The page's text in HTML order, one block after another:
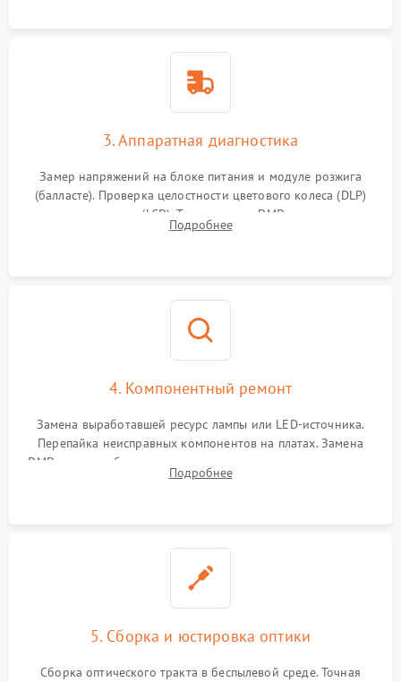
3. Аппаратная диагностика
Замер напряжений на блоке питания и модуле розжига
(балласте). Проверка целостности цветового колеса (DLP)
или поляризаторов (LCD). Тестирование DMD-чипа, датчиков
температуры и оптопар с помощью мультиметра и
Подробнее
4. Компонентный ремонт
Замена выработавшей ресурс лампы или LED-источника.
Перепайка неисправных компонентов на платах. Замена
DMD-чипа при битых пикселях, установка нового цветового
колеса или восстановление сгоревших поляризационных
Подробнее
5. Сборка и юстировка оптики
Сборка оптического тракта в беспылевой среде. Точная